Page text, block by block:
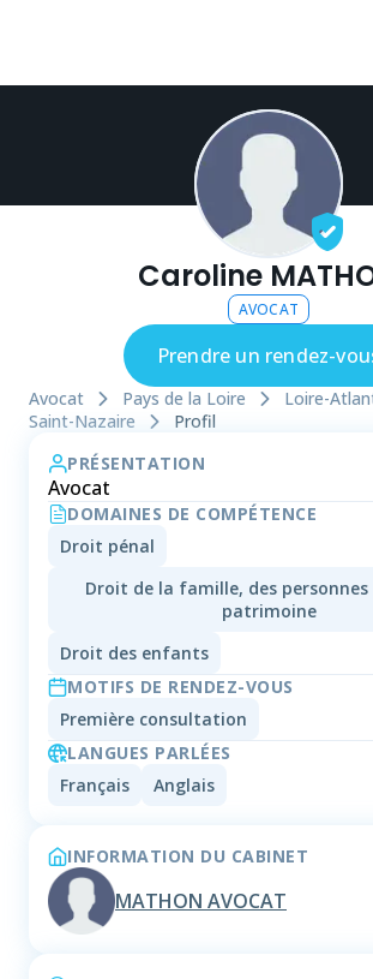
Caroline
AVOCAT
Prendre un rendez-
Avocat Pays de la Loire
Loire-
Saint-Nazaire
Profil
PRÉSENTATION
Avocat
DOMAINES DE COMPÉTENCE
Droit pénal
Droit de la famille, des
patrimoine
Droit des enfants
MOTIFS DE RENDEZ-VOUS
Première consultation
LANGUES PARLÉES
Français
Anglais
INFORMATION DU CABINET
MATHON AVOCAT